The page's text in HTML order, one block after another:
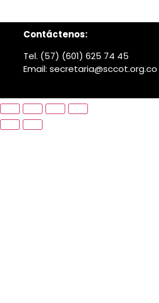
Contáctenos:
Tel. (57) (601) 625 74 45
Email: secretaria@sccot.org.co